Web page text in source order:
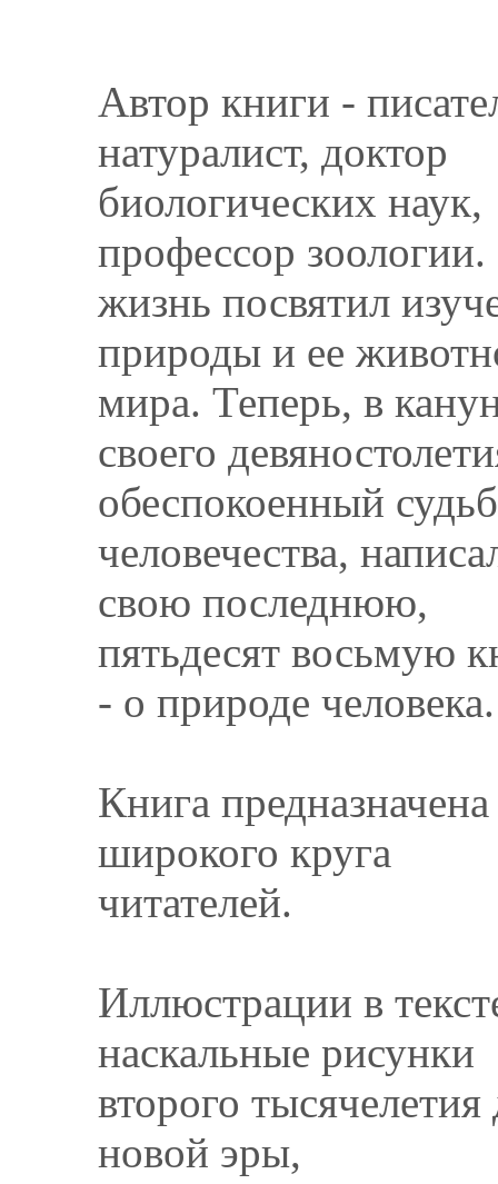
Автор книги -
натуралист, доктор
биологических наук,
профессор
жизнь посвятил
природы и ее
мира. Теперь, в
своего
обеспокоенный
человечества,
свою последнюю,
пятьдесят восьмую
- о природе человека.
Книга
широкого круга
читателей.
Иллюстрации в
наскальные рисунки
второго тысячелетия
новой эры,